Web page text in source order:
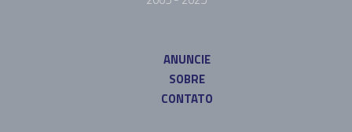
ANUNCIE
SOBRE
CONTATO